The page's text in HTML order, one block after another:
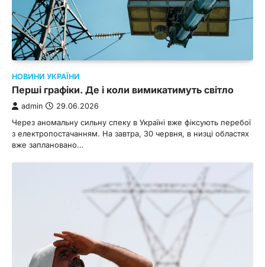
НОВИНИ УКРАЇНИ
Перші графіки. Де і коли вимикатимуть світло
admin 29.06.2026
Через аномальну сильну спеку в Україні вже фіксують перебої
з електропостачанням. На завтра, 30 червня, в низці областях
вже заплановано…